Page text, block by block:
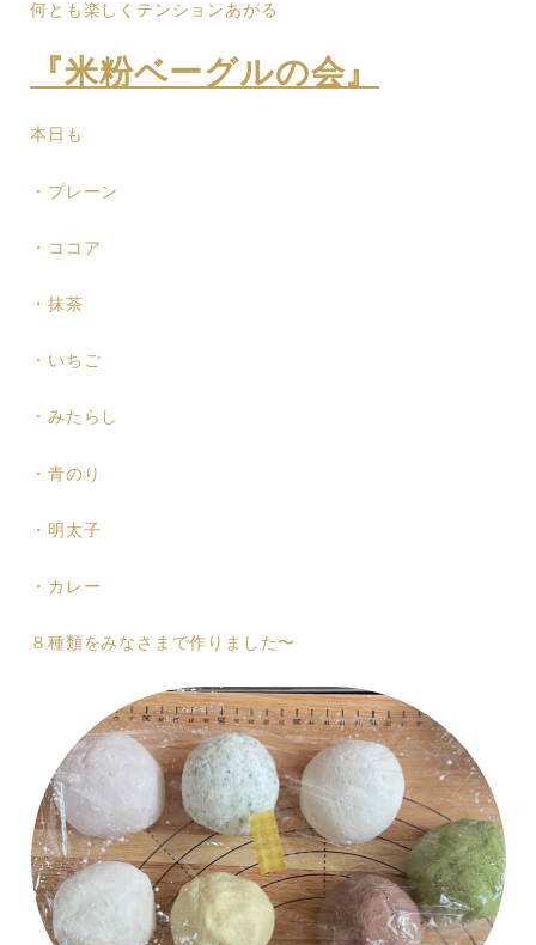
何とも楽しくテンションあがる
『米粉ベーグルの会』
本日も
・プレーン
・ココア
・抹茶
・いちご
・みたらし
・青のり
・明太子
・カレー
８種類をみなさまで作りました〜